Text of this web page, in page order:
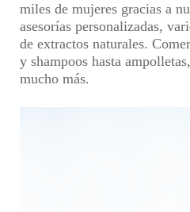
miles de mujeres gracias a
asesorías personalizadas,
de extractos naturales.
y shampoos hasta
mucho más.